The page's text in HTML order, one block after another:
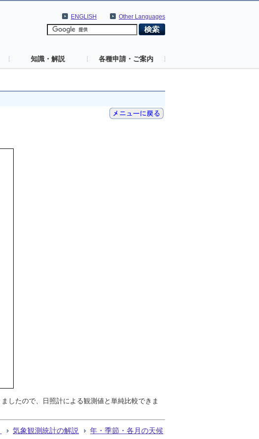
Other Languages
ENGLISH
知識・解説 各種申請・ご案内
したので、日照計による観測値と単純比較できま
気象観測統計の解説 年・季節・各月の天候